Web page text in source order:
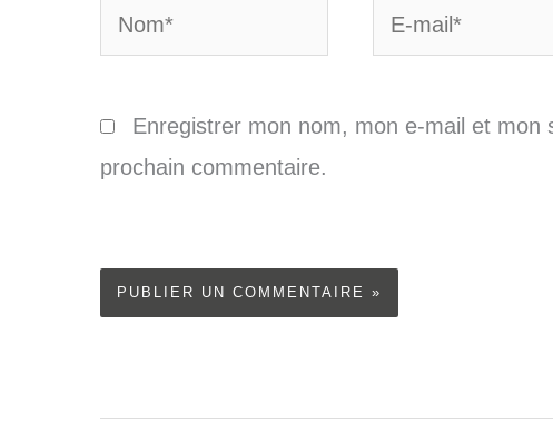
Nom*
E-
mail*
Enregistrer mon nom, mon e-mail et mon
prochain commentaire.